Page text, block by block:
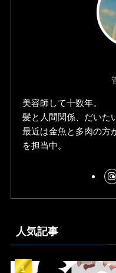
美容師して十数年。
髪と人間関係、だいた
最近は金魚と多肉の方
を担当中。
人気記事